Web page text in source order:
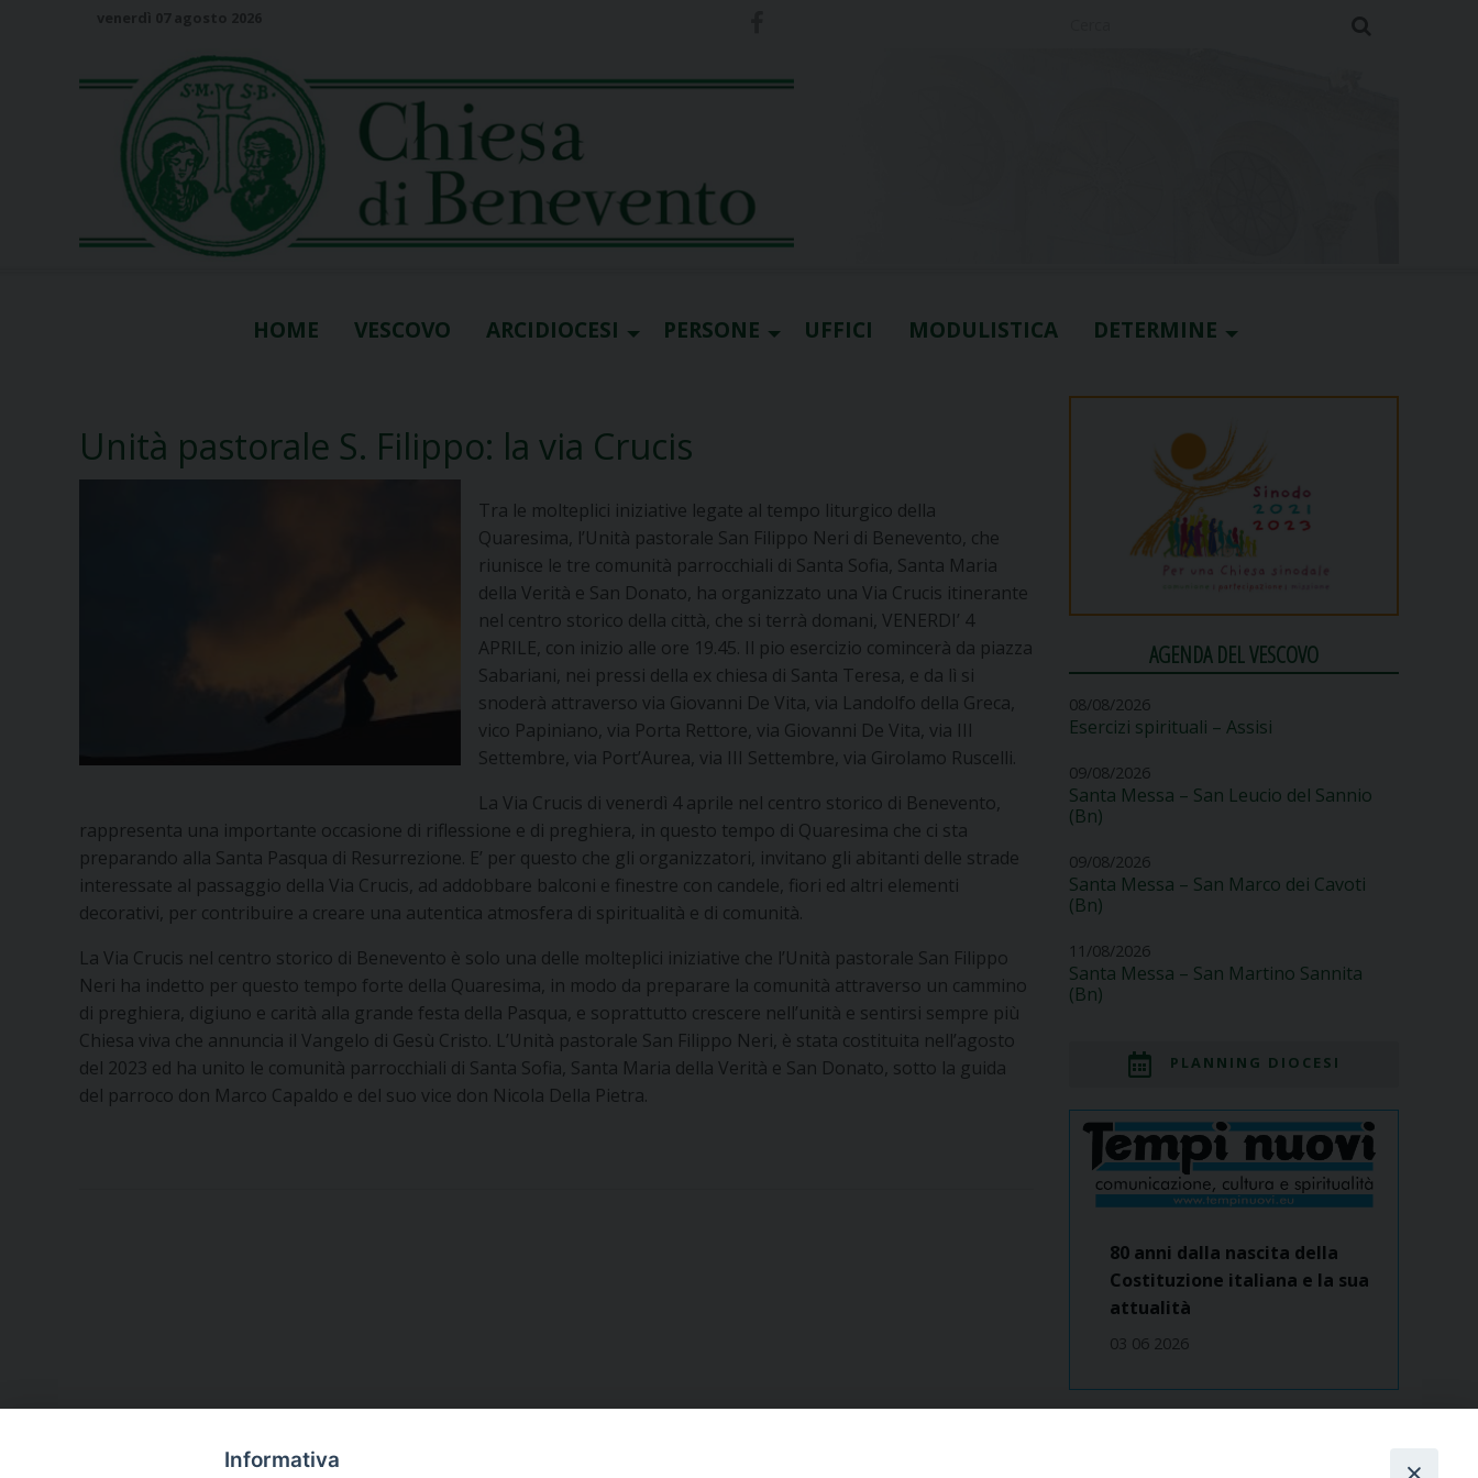
HOME VESCOVO ARCIDIOCESI PERSONE UFFICI MODULISTICA DETERMINE
Unità pastorale S. Filippo: la via Crucis
Tra le molteplici iniziative legate al tempo liturgico della
Quaresima, l’Unità pastorale San Filippo Neri di Benevento, che
riunisce le tre comunità parrocchiali di Santa Sofia, Santa Maria
della Verità e San Donato, ha organizzato una Via Crucis itinerante
nel centro storico della città, che si terrà domani, VENERDI’ 4
APRILE, con inizio alle ore 19.45. Il pio esercizio comincerà da piazza
Sabariani, nei pressi della ex chiesa di Santa Teresa, e da lì si
snoderà attraverso via Giovanni De Vita, via Landolfo della Greca,
vico Papiniano, via Porta Rettore, via Giovanni De Vita, via III
Settembre, via Port’Aurea, via III Settembre, via Girolamo Ruscelli.
La Via Crucis di venerdì 4 aprile nel centro storico di Benevento,
rappresenta una importante occasione di riflessione e di preghiera, in questo tempo di Quaresima che ci sta
preparando alla Santa Pasqua di Resurrezione. E’ per questo che gli organizzatori, invitano gli abitanti delle strade
interessate al passaggio della Via Crucis, ad addobbare balconi e finestre con candele, fiori ed altri elementi
decorativi, per contribuire a creare una autentica atmosfera di spiritualità e di comunità.
La Via Crucis nel centro storico di Benevento è solo una delle molteplici iniziative che l’Unità pastorale San Filippo
Neri ha indetto per questo tempo forte della Quaresima, in modo da preparare la comunità attraverso un cammino
di preghiera, digiuno e carità alla grande festa della Pasqua, e soprattutto crescere nell’unità e sentirsi sempre più
Chiesa viva che annuncia il Vangelo di Gesù Cristo. L’Unità pastorale San Filippo Neri, è stata costituita nell’agosto
del 2023 ed ha unito le comunità parrocchiali di Santa Sofia, Santa Maria della Verità e San Donato, sotto la guida
del parroco don Marco Capaldo e del suo vice don Nicola Della Pietra.
AGENDA DEL VESCOVO
08/08/2026
Esercizi spirituali – Assisi
09/08/2026
Santa Messa – San Leucio del Sannio
(Bn)
09/08/2026
Santa Messa – San Marco dei Cavoti
(Bn)
11/08/2026
Santa Messa – San Martino Sannita
(Bn)
PLANNING DIOCESI
80 anni dalla nascita della
Costituzione italiana e la sua
attualità
03 06 2026
Informativa